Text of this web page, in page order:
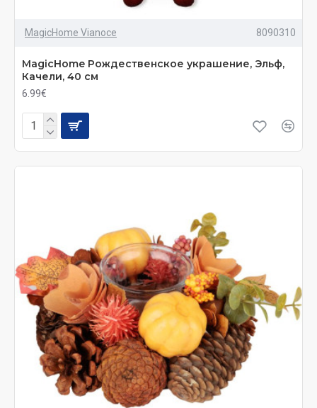
MagicHome Vianoce 8090310
MagicHome Рождественское украшение, Эльф,
Качели, 40 см
6.99€